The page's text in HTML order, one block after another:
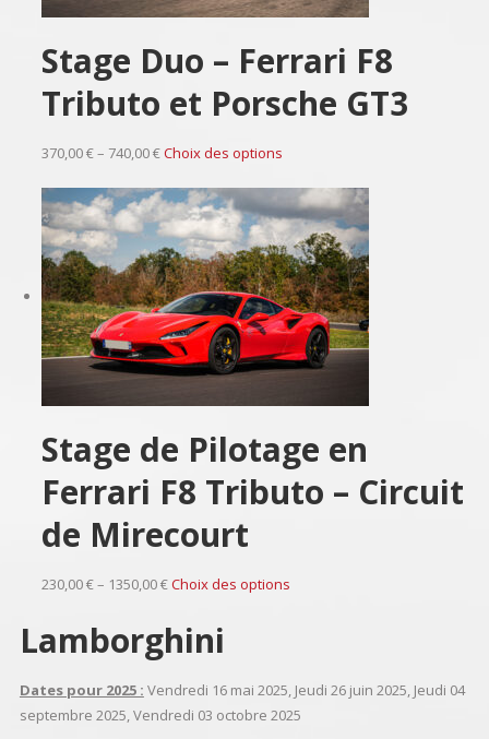
Stage Duo – Ferrari F8
Tributo et Porsche GT3
370,00 € – 740,00 €Choix des options
Stage de Pilotage en
Ferrari F8 Tributo – Circuit
de Mirecourt
230,00 € – 1350,00 €Choix des options
Lamborghini
Dates pour 2025 : Vendredi 16 mai 2025, Jeudi 26 juin 2025, Jeudi 04
septembre 2025, Vendredi 03 octobre 2025